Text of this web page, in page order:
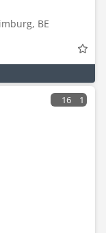
BE
16 1